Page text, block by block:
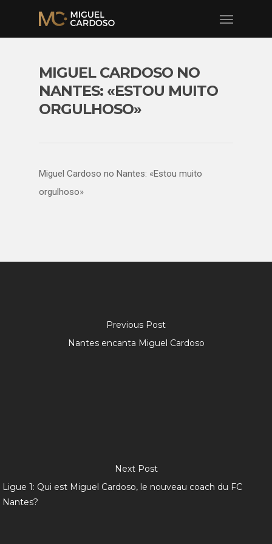
MIGUEL CARDOSO NO
NANTES: «ESTOU MUITO
ORGULHOSO»
Miguel Cardoso no Nantes: «Estou muito
orgulhoso»
Previous Post
Nantes encanta Miguel Cardoso
Next Post
Ligue 1: Qui est Miguel Cardoso, le nouveau coach du FC
Nantes?